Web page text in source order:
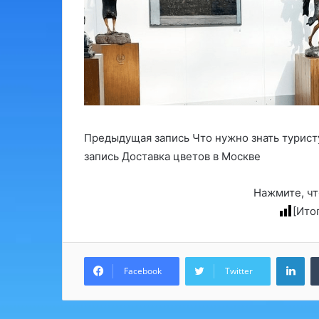
Предыдущая запись Что нужно знать
запись Доставка цветов в Москве
Нажмите,
Facebook Twitter